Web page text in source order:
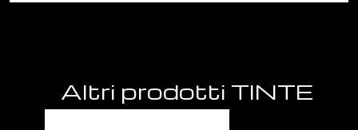
Altri prodotti TINTE
UNITE